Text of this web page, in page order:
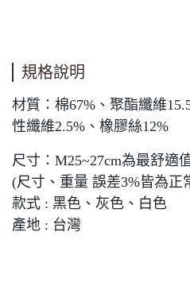
規格說明
材質：棉67%、聚酯纖維
性纖維2.5%、橡膠絲12%
尺寸：M25~27cm為最舒適
(尺寸、重量 誤差3%皆為正
款式 : 黑色、灰色、白色
產地 : 台灣